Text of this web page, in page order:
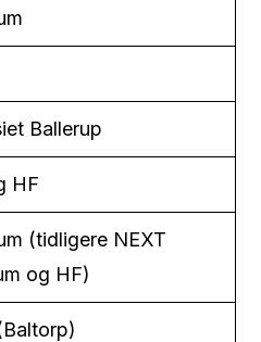
Ballerup
HF
(tidligere NEXT
og HF)